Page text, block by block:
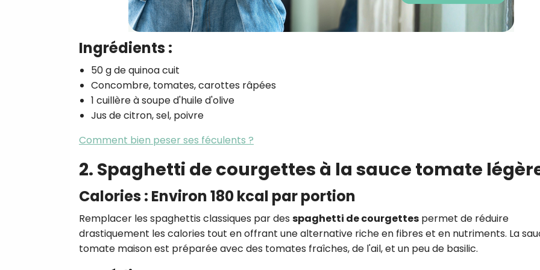
Ingrédients :
50 g de quinoa cuit
Concombre, tomates, carottes râpées
1 cuillère à soupe d'huile d'olive
Jus de citron, sel, poivre
Comment bien peser ses féculents ?
2. Spaghetti de courgettes à la sauce tomate
Calories : Environ 180 kcal par portion
Remplacer les spaghettis classiques par des spaghetti de courgettes permet de réduire
drastiquement les calories tout en offrant une alternative riche en fibres et en nutriments. La
tomate maison est préparée avec des tomates fraîches, de l'ail, et un peu de basilic.